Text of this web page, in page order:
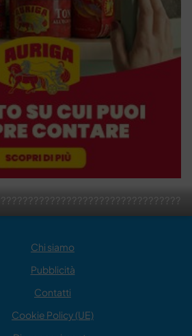
Chi siamo
Pubblicità
Contatti
Cookie Policy (UE)